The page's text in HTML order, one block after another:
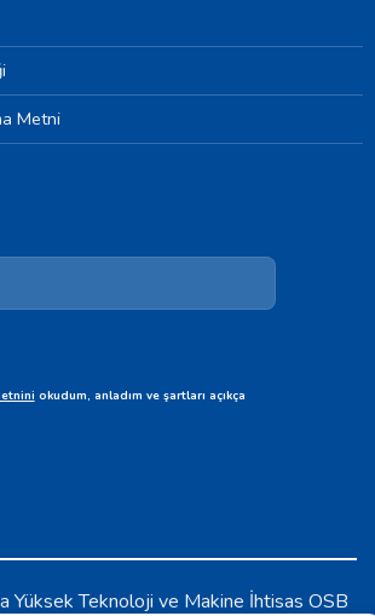
Metni
okudum, anladım ve şartları açıkça
Teknoloji ve Makine İhtisas OSB